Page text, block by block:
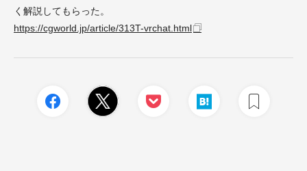
く解説してもらった。
https://cgworld.jp/article/313T-vrchat.html